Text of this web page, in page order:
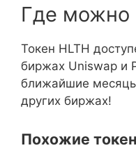
Где можно
Токен HLTH
биржах Uniswap и
ближайшие
других биржах!
Похожие